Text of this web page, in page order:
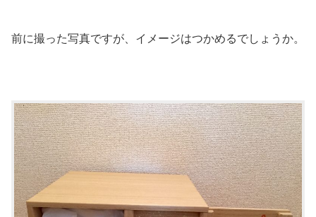
前に撮った写真ですが、イメージはつかめるでしょうか。